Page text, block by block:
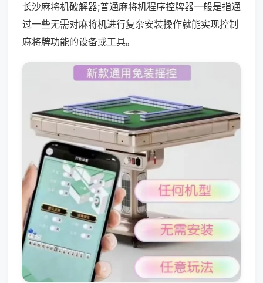
长沙麻将机破解器;普通麻将机程序控牌器一般是指通
过一些无需对麻将机进行复杂安装操作就能实现控制
麻将牌功能的设备或工具。